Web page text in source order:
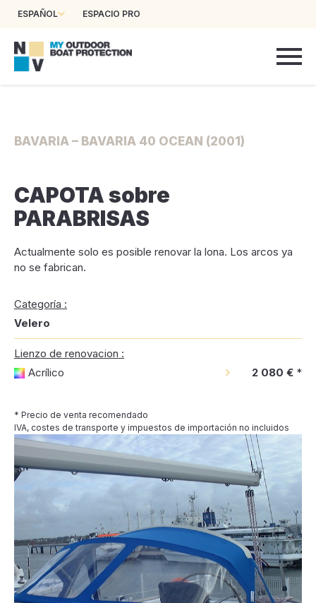
ESPAÑOL ESPACIO PRO
BAVARIA – BAVARIA 40 OCEAN (2001)
CAPOTA sobre
PARABRISAS
Actualmente solo es posible renovar la lona. Los arcos ya
no se fabrican.
Categoría :
Velero
Lienzo de renovacion :
Acrílico
2 080 € *
* Precio de venta recomendado
IVA, costes de transporte y impuestos de importación no incluidos